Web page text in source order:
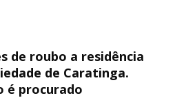
de roubo a residência
de Caratinga.
é procurado